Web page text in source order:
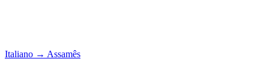
Italiano → Assamês